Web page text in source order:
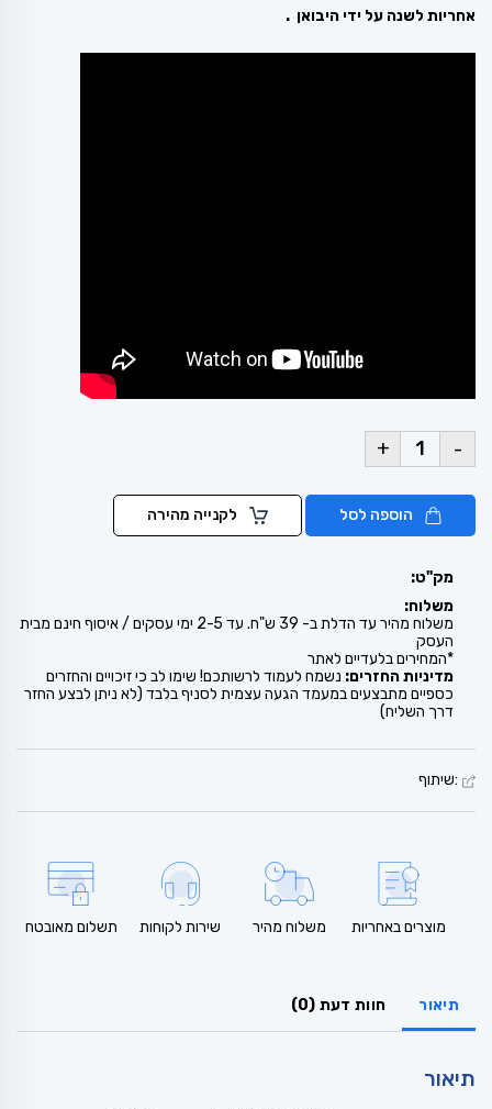
אחריות לשנה על ידי היבואן .
-
+
הוספה לסל לקנייה מהירה
מק"ט:
משלוח:
משלוח מהיר עד הדלת ב- 39 ש"ח. עד 2-5 ימי עסקים / איסוף חינם מבית
העסק
*המחירים בלעדיים לאתר
מדיניות החזרים: נשמח לעמוד לרשותכם! שימו לב כי זיכויים והחזרים
כספיים מתבצעים במעמד הגעה עצמית לסניף בלבד (לא ניתן לבצע החזר
דרך השליח)
:שיתוף
מוצרים באחריות משלוח מהיר שירות לקוחות תשלום מאובטח
תיאור חוות דעת (0)
תיאור